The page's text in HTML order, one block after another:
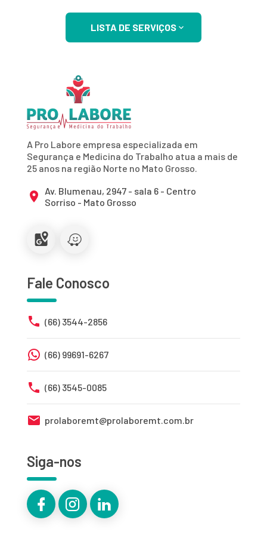
LISTA DE SERVIÇOS
A Pro Labore empresa especializada em
Segurança e Medicina do Trabalho atua a mais de
25 anos na região Norte no Mato Grosso.
Av. Blumenau, 2947 - sala 6 - Centro
Sorriso - Mato Grosso
Fale Conosco
(66) 3544-2856
(66) 99691-6267
(66) 3545-0085
prolaboremt@prolaboremt.com.br
Siga-nos